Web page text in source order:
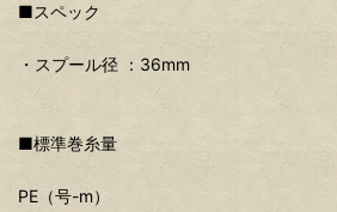
■スペック
・スプール径 ：36mm
■標準巻糸量
PE（号-m）